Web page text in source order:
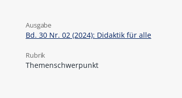
Ausgabe
Bd. 30 Nr. 02 (2024): Didaktik für alle
Rubrik
Themenschwerpunkt